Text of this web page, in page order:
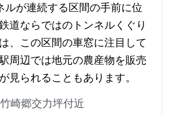
ルが連続する区間の手前に位
道ならではのトンネルくぐり
、この区間の車窓に注目して
周辺では地元の農産物を販売
見られることもあります。
崎郷交力坪付近